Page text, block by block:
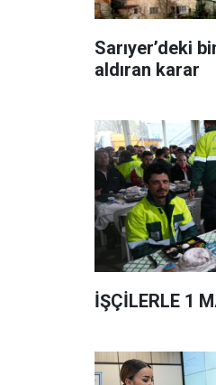
Sarıyer’deki
aldıran karar
İŞÇİLERLE 1